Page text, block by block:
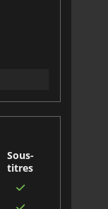
Sous-
titres